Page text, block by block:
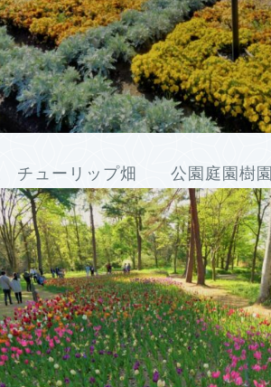
チューリップ畑 公園庭園樹